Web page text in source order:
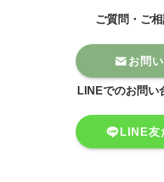
ご質問・ご
お問
LINEでのお問い
LINE友